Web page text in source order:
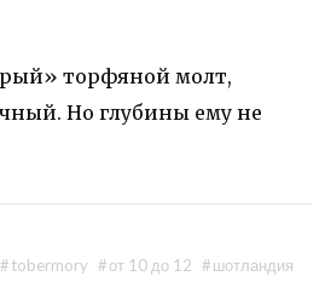
торфяной молт,
Но глубины ему не
#tobermory #от 10 до 12 #шотландия